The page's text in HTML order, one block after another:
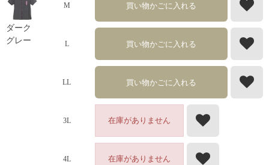
ダーク
グレー
M 買い物かごに入れる
L 買い物かごに入れる
LL 買い物かごに入れる
3L 在庫がありません
4L 在庫がありません